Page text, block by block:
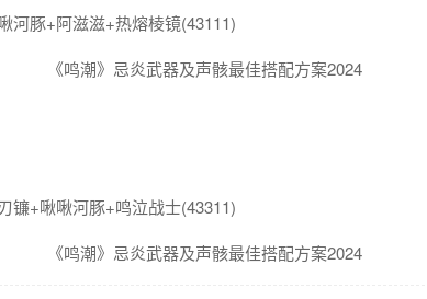
河豚+阿滋滋+热熔棱镜(43111)
镰+啾啾河豚+鸣泣战士(43311)